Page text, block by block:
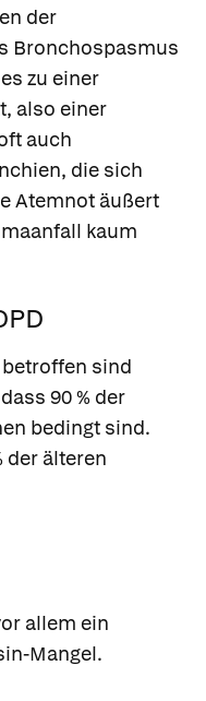
der
Bronchospasmus
zu einer
also einer
auch
die sich
Atemnot äußert
kaum
betroffen sind
90 % der
bedingt sind.
der älteren
allem ein
Mangel.